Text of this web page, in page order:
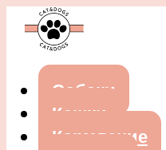
Собаки
Кошки
Кормление